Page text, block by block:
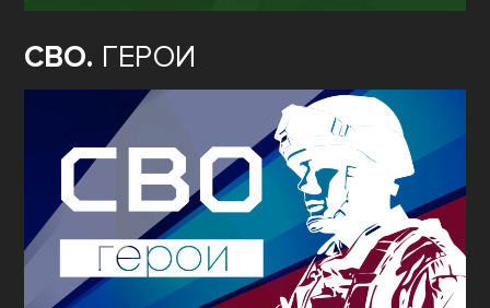
СВО. ГЕРОИ